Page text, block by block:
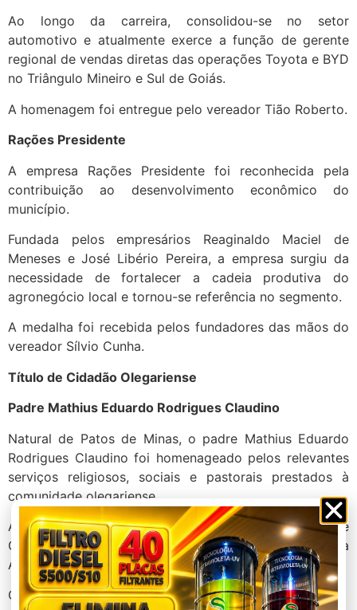
Ao longo da carreira, consolidou-se no setor
automotivo e atualmente exerce a função de gerente
regional de vendas diretas das operações Toyota e BYD
no Triângulo Mineiro e Sul de Goiás.
A homenagem foi entregue pelo vereador Tião Roberto.
Rações Presidente
A empresa Rações Presidente foi reconhecida pela
contribuição ao desenvolvimento econômico do
município.
Fundada pelos empresários Reaginaldo Maciel de
Meneses e José Libério Pereira, a empresa surgiu da
necessidade de fortalecer a cadeia produtiva do
agronegócio local e tornou-se referência no segmento.
A medalha foi recebida pelos fundadores das mãos do
vereador Sílvio Cunha.
Título de Cidadão Olegariense
Padre Mathius Eduardo Rodrigues Claudino
Natural de Patos de Minas, o padre Mathius Eduardo
Rodrigues Claudino foi homenageado pelos relevantes
serviços religiosos, sociais e pastorais prestados à
comunidade olegariense.
Atualmente, ele é pároco da Paróquia Santa Rita de
Cássia e reitor do Santuário de Nossa Senhora da
Abadia, em Andrequicé.
O título foi entregue pelo vereador Júnior Enfermeiro.